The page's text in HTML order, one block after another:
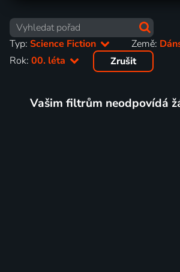
Typ: Science Fiction Země:
Rok: 00. léta Zrušit
Vašim filtrům neodpovídá